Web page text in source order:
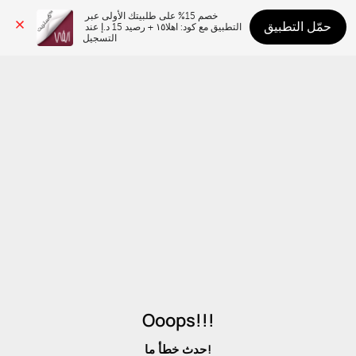
التسجيل
حمّل التطبيق
Ooops!!!
حدث خطأ ما!